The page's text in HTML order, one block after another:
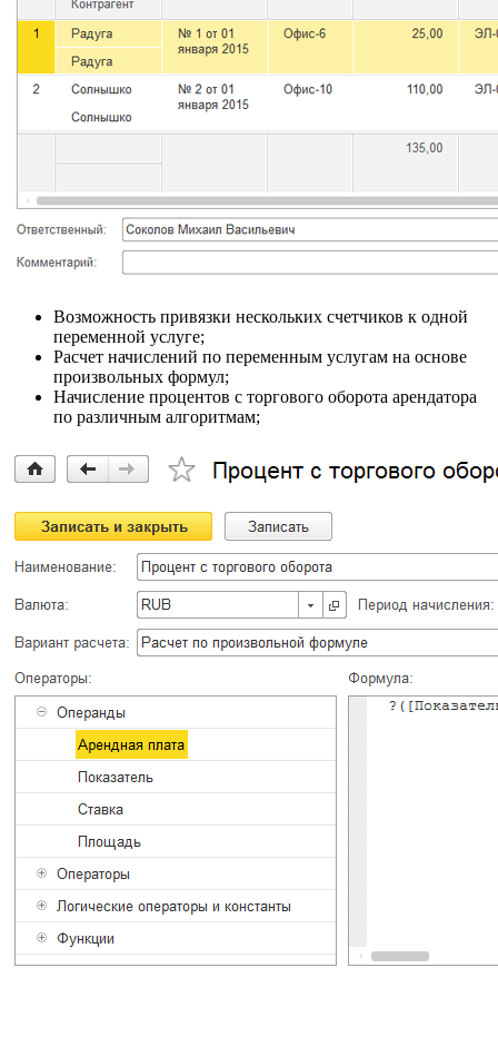
Возможность привязки нескольких счетчиков к одной
переменной услуге;
Расчет начислений по переменным услугам на основе
произвольных формул;
Начисление процентов с торгового оборота арендатора
по различным алгоритмам;